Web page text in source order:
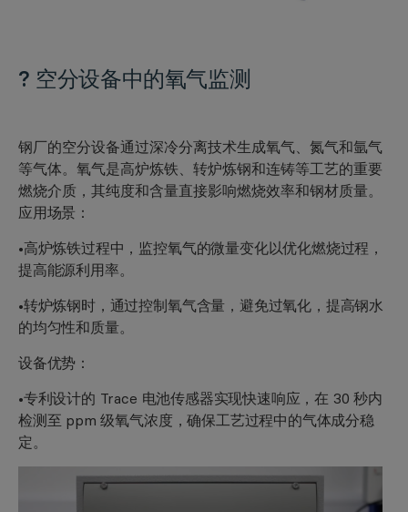
? 空分设备中的氧气监测
钢厂的空分设备通过深冷分离技术生成氧气、氮气和氩气
等气体。氧气是高炉炼铁、转炉炼钢和连铸等工艺的重要
燃烧介质，其纯度和含量直接影响燃烧效率和钢材质量。
应用场景：
•高炉炼铁过程中，监控氧气的微量变化以优化燃烧过程，
提高能源利用率。
•转炉炼钢时，通过控制氧气含量，避免过氧化，提高钢水
的均匀性和质量。
设备优势：
•专利设计的 Trace 电池传感器实现快速响应，在 30 秒内
检测至 ppm 级氧气浓度，确保工艺过程中的气体成分稳
定。